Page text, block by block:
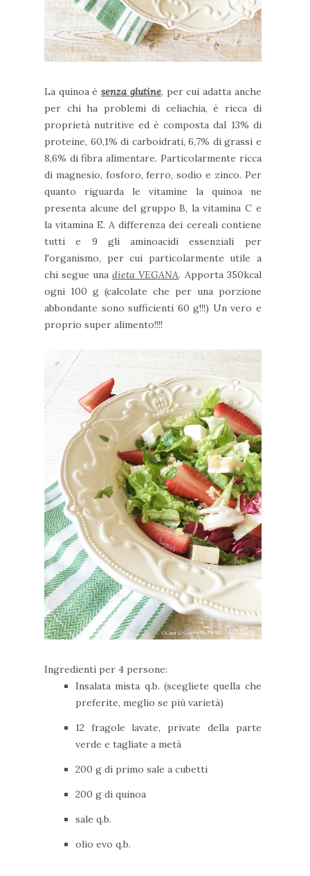
La quinoa èsenza glutine, per cui adatta anche
per chi ha problemi di celiachia, è ricca di
proprietà nutritive ed è composta dal 13% di
proteine, 60,1% di carboidrati, 6,7% di grassi e
8,6% di fibra alimentare. Particolarmente ricca
di magnesio, fosforo, ferro, sodio e zinco. Per
quanto riguarda le vitamine la quinoa ne
presenta alcune del gruppo B, la vitamina C e
la vitamina E. A differenza dei cereali contiene
tutti e 9 gli aminoacidi essenziali per
l'organismo, per cui particolarmente utile a
chi segue unadieta VEGANA. Apporta 350kcal
ogni 100 g (calcolate che per una porzione
abbondante sono sufficienti 60 g!!!) Un vero e
proprio super alimento!!!!
Ingredienti per 4 persone:
Insalata mista q.b. (scegliete quella che
preferite, meglio se più varietà)
12 fragole lavate, private della parte
verde e tagliate a metà
200 g di primo sale a cubetti
200 g di quinoa
sale q.b.
olio evo q.b.